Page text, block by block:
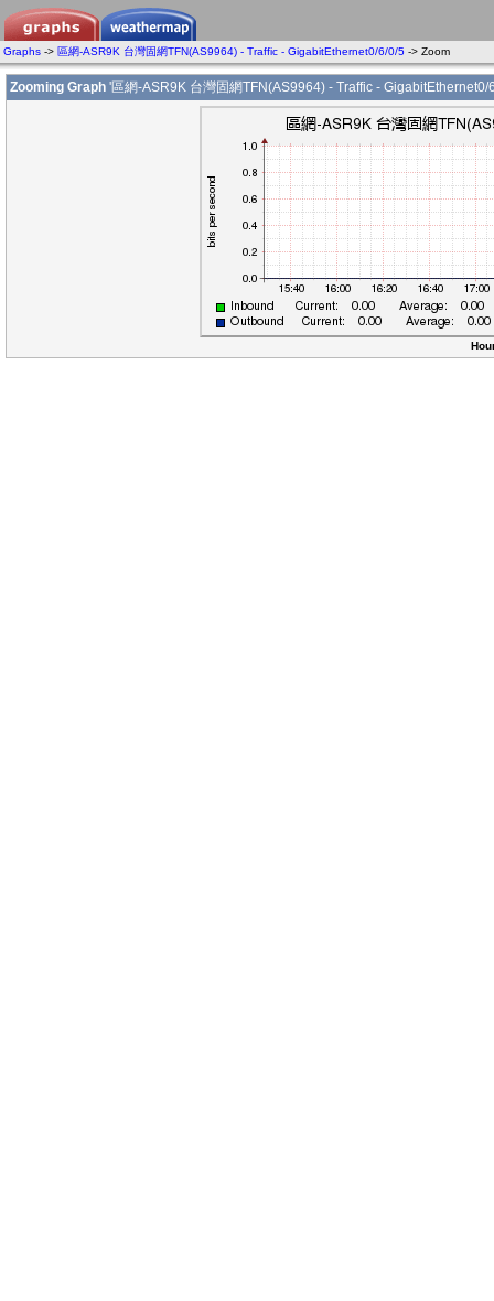
Graphs -> 區網-ASR9K 台灣固網TFN(AS9964) - Traffic - GigabitEthernet0/6/0/5 -> Zoom
Zooming Graph '區網-ASR9K 台灣固網TFN(AS9964) - Traffic - GigabitEthernet0/